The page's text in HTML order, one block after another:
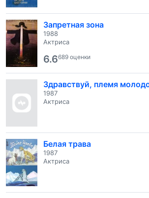
Запретная зона
1988
Актриса
6.6689 оценки
Здравствуй, племя
1987
Актриса
Белая трава
1987
Актриса